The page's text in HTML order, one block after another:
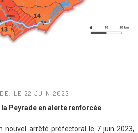
LE 22 JUIN 2023
Peyrade en alerte renforcée
nouvel arrêté préfectoral le 7 juin 2023,